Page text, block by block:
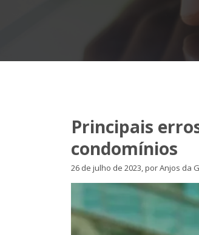
Principais
condomínios
26 de julho de 2023, por Anjos da